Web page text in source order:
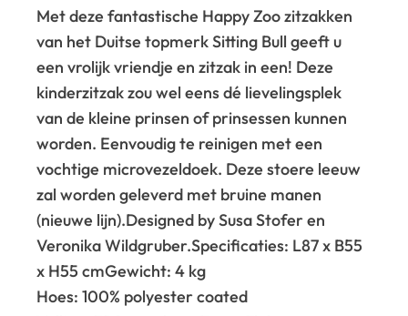
Met deze fantastische Happy Zoo zitzakken
van het Duitse topmerk Sitting Bull geeft u
een vrolijk vriendje en zitzak in een! Deze
kinderzitzak zou wel eens dé lievelingsplek
van de kleine prinsen of prinsessen kunnen
worden. Eenvoudig te reinigen met een
vochtige microvezeldoek. Deze stoere leeuw
zal worden geleverd met bruine manen
(nieuwe lijn).Designed by Susa Stofer en
Veronika Wildgruber.Specificaties: L87 x B55
x H55 cmGewicht: 4 kg
Hoes: 100% polyester coated